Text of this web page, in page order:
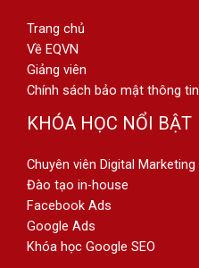
Trang chủ
Về EQVN
Giảng viên
Chính sách bảo mật thông tin
KHÓA HỌC NỔI BẬT
Chuyên viên Digital Marketing
Đào tạo in-house
Facebook Ads
Google Ads
Khóa học Google SEO